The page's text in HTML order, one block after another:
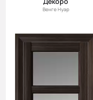
Венге Нуар